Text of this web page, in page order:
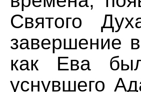
Святого
завершение
как Ева
уснувшего